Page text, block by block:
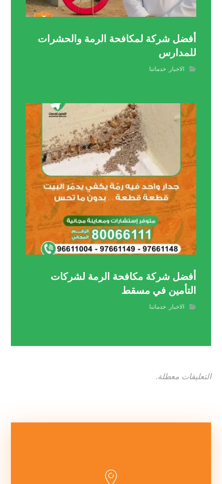
أفضل شركة لمكافحة الرمة والحشرات
للمدارس
الاخبار ,خدماتنا
أفضل شركة مكافحة الرمة لشركات
التأمين في مسقط
الاخبار ,خدماتنا
التعليقات معطلة.